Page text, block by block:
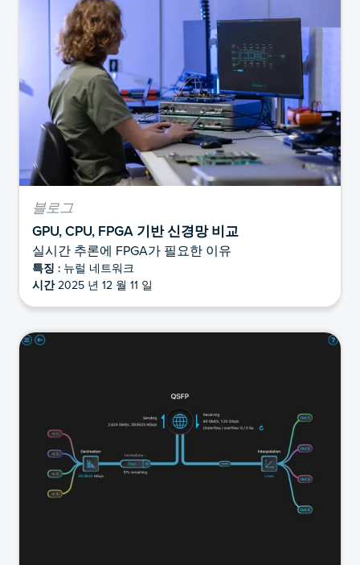
블로그
GPU, CPU, FPGA 기반 신경망 비교
실시간 추론에 FPGA가 필요한 이유
특징 : 뉴럴 네트워크
시간2025 년 12 월 11 일